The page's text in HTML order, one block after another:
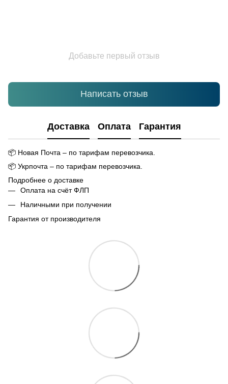
Добавьте первый отзыв
Написать отзыв
Доставка Оплата Гарантия
📦 Новая Почта – по тарифам перевозчика.
📦 Укрпочта – по тарифам перевозчика.
Подробнее о доставке
Оплата на счёт ФЛП
Наличными при получении
Гарантия от производителя